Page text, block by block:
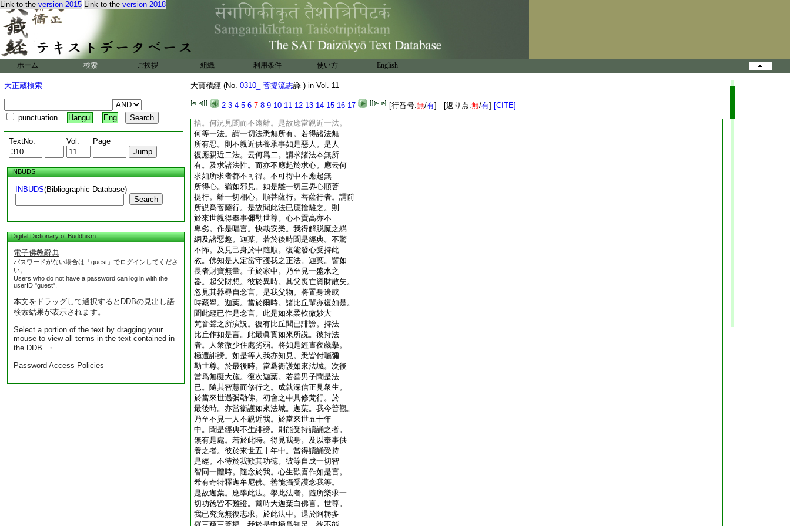
Link to the version 2015 Link to the version 2018
ホーム 検索 ご挨拶 組織 利用条件 使い方 English
大正蔵検索
punctuation Hangul Eng
TextNo. Vol. Page
INBUDS
INBUDS(Bibliographic Database)
Search
Digital Dictionary of Buddhism
電子佛教辭典
パスワードがない場合は「guest」でログインしてくださ
い。
Users who do not have a password can log in with the
userID "guest".
本文をドラッグして選択するとDDBの見出し語
検索結果が表示されます。
Select a portion of the text by dragging your
mouse to view all terms in the text contained in
the DDB. ・
Password Access Policies
大寶積經 (No. 0310_ 菩提流志譯 ) in Vol. 11
2 3 4 5 6 7 8 9 10 11 12 13 14 15 16 17 [行番号:無/有] [返り点:無/有] [CITE]
屬家。應當隨順自業行智。不應同彼在家俗
人。常應順奉波羅提木叉教。迦葉。世若有人。
於別解脱起違背想。則爲於佛力無所畏而
生違背。彼若於佛力無所畏生違背者。則於
去來現在諸佛而生違背。由此未來所受異
熟無量大苦。假使三千大千世界一切衆生。
受地獄苦。比前衆生所受苦毒。百分不及一
千分不及一。百千倶胝乃至算數譬喩。優波
尼沙曇分亦不及一。若欲遠離如是苦惱。應
當遠離如是種類惡行。比丘縱遠相去千踰
捨。何況見聞而不遠離。是故應當親近一法。
何等一法。謂一切法悉無所有。若得諸法無
所有忍。則不親近供養承事如是惡人。是人
復應親近二法。云何爲二。謂求諸法本無所
有。及求諸法性。而亦不應起於求心。應云何
求如所求者都不可得。不可得中不應起無
所得心。猶如邪見。如是離一切三界心順菩
提行。離一切相心。順菩薩行。菩薩行者。謂前
所説爲菩薩行。是故聞此法已應捨離之。則
於來世親得奉事彌勒世尊。心不貢高亦不
卑劣。作是唱言。快哉安樂。我得解脱魔之羂
網及諸惡趣。迦葉。若於後時聞是經典。不驚
不怖。及見己身於中隨順。復能發心受持此
教。佛知是人定當守護我之正法。迦葉。譬如
長者財寶無量。子於家中。乃至見一盛水之
器。起父財想。彼於異時。其父喪亡資財散失。
忽見其器尋自念言。是我父物。將置身邊或
時藏擧。迦葉。當於爾時。諸比丘輩亦復如是。
聞此經已作是念言。此是如來柔軟微妙大
梵音聲之所演説。復有比丘聞已誹謗。持法
比丘作如是言。此最眞實如來所説。彼持法
者。人衆微少住處劣弱。將如是經晝夜藏擧。
極遭誹謗。如是等人我亦知見。悉皆付囑彌
勒世尊。於最後時。當爲衞護如來法城。次後
當爲無礙大施。復次迦葉。若善男子聞是法
已。隨其智慧而修行之。成就深信正見衆生。
於當來世遇彌勒佛。初會之中具修梵行。於
最後時。亦當衞護如來法城。迦葉。我今普觀。
乃至不見一人不親近我。於當來世五十年
中。聞是經典不生誹謗。則能受持讀誦之者。
無有是處。若於此時。得見我身。及以奉事供
養之者。彼於來世五十年中。當得讀誦受持
是經。不待於我歎其功徳。彼等自成一切智
智同一體時。隨念於我。心生歡喜作如是言。
希有奇特釋迦牟尼佛。善能攝受護念我等。
是故迦葉。應學此法。學此法者。隨所樂求一
切功徳皆不難證。爾時大迦葉白佛言。世尊。
我已究竟無復志求。於此法中。退於阿耨多